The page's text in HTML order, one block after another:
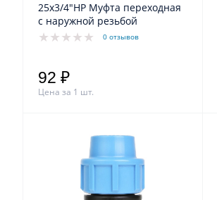
25х3/4"НР Муфта переходная
с наружной резьбой
0 отзывов
92 ₽
Цена за 1 шт.